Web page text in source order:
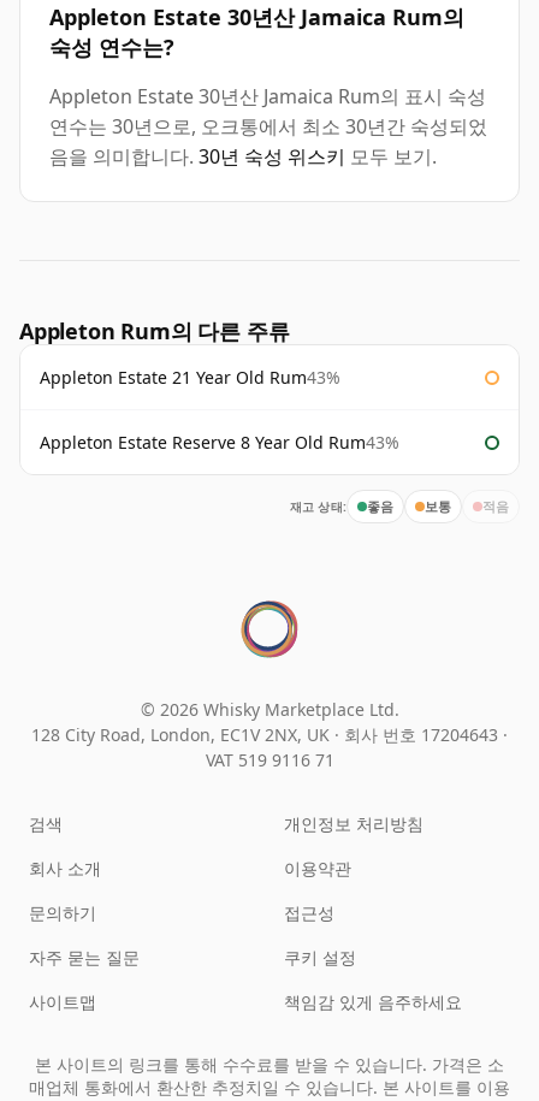
Appleton Estate 30년산 Jamaica Rum의
숙성 연수는?
Appleton Estate 30년산 Jamaica Rum의 표시 숙성
연수는 30년으로, 오크통에서 최소 30년간 숙성되었
음을 의미합니다. 30년 숙성 위스키 모두 보기.
Appleton Rum의 다른 주류
Appleton Estate 21 Year Old Rum43%
Appleton Estate Reserve 8 Year Old Rum43%
재고 상태: 좋음 보통 적음
© 2026 Whisky Marketplace Ltd.
128 City Road, London, EC1V 2NX, UK · 회사 번호 17204643 ·
VAT 519 9116 71
검색
회사 소개
문의하기
자주 묻는 질문
사이트맵
개인정보 처리방침
이용약관
접근성
쿠키 설정
책임감 있게 음주하세요
본 사이트의 링크를 통해 수수료를 받을 수 있습니다. 가격은 소
매업체 통화에서 환산한 추정치일 수 있습니다. 본 사이트를 이용